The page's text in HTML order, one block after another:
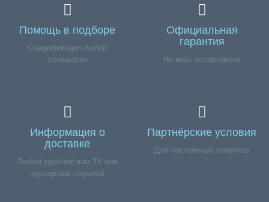
Помощь в подборе
Спецификации любой
сложности
Официальная
гарантия
На весь ассортимент
Информация о
доставке
Любой удобной вам ТК или
курьерской службой
Партнёрские условия
Для постоянных клиентов